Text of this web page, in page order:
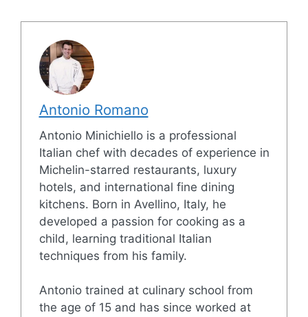
Antonio Romano
Antonio Minichiello is a professional
Italian chef with decades of experience in
Michelin-starred restaurants, luxury
hotels, and international fine dining
kitchens. Born in Avellino, Italy, he
developed a passion for cooking as a
child, learning traditional Italian
techniques from his family.
Antonio trained at culinary school from
the age of 15 and has since worked at